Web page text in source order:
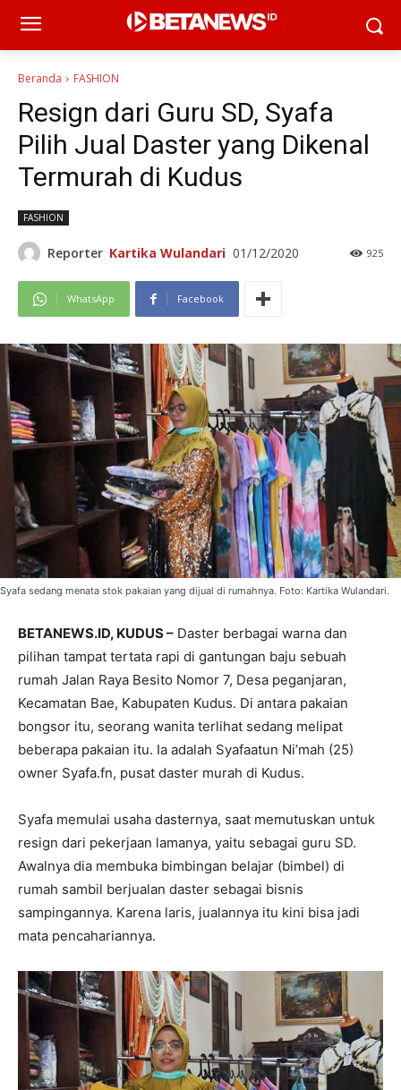
Beranda FASHION
Resign dari Guru SD, Syafa
Pilih Jual Daster yang Dikenal
Termurah di Kudus
FASHION
Reporter Kartika Wulandari 01/12/2020 925
WhatsApp Facebook
Syafa sedang menata stok pakaian yang dijual di rumahnya. Foto: Kartika Wulandari.
BETANEWS.ID, KUDUS – Daster berbagai warna dan
pilihan tampat tertata rapi di gantungan baju sebuah
rumah Jalan Raya Besito Nomor 7, Desa peganjaran,
Kecamatan Bae, Kabupaten Kudus. Di antara pakaian
bongsor itu, seorang wanita terlihat sedang melipat
beberapa pakaian itu. Ia adalah Syafaatun Ni’mah (25)
owner Syafa.fn, pusat daster murah di Kudus.
Syafa memulai usaha dasternya, saat memutuskan untuk
resign dari pekerjaan lamanya, yaitu sebagai guru SD.
Awalnya dia membuka bimbingan belajar (bimbel) di
rumah sambil berjualan daster sebagai bisnis
sampingannya. Karena laris, jualannya itu kini bisa jadi
mata pencahariannya.